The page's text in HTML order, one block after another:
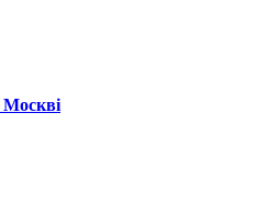
Москві